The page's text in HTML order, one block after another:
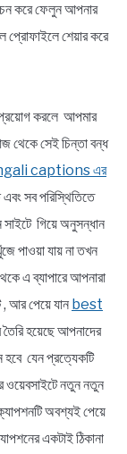
করে ফেলুন আপনার
শেয়ার করে
করলে আপমার
থেকে সেই চিন্তা বন্ধ
captions এর
সব পরিস্থিতিতে
গিয়ে অনুসন্ধান
পাওয়া যায় না তখন
এ ব্যাপারে আপনারা
আর পেয়ে যান best
তৈরি হয়েছে আপনাদের
যেন প্রত্যেকটি
ওয়েবসাইটে নতুন নতুন
অবশ্যই পেয়ে
একটাই ঠিকানা